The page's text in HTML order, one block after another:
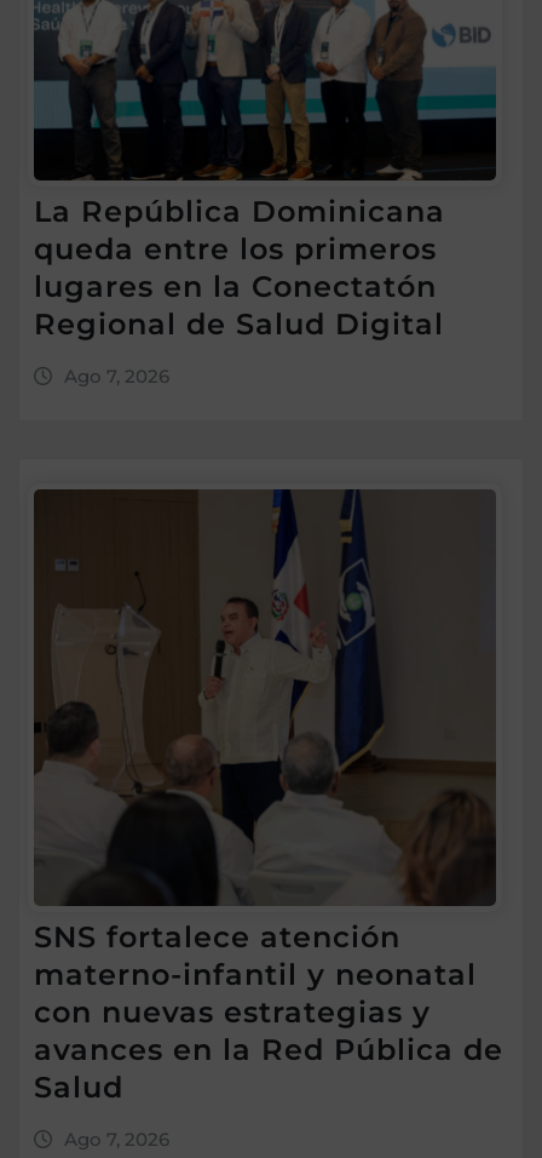
La República Dominicana
queda entre los primeros
lugares en la Conectatón
Regional de Salud Digital
Ago 7, 2026
SNS fortalece atención
materno-infantil y neonatal
con nuevas estrategias y
avances en la Red Pública de
Salud
Ago 7, 2026